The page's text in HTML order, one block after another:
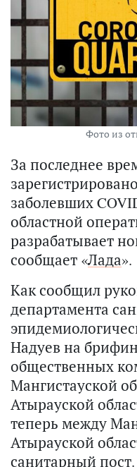
Фото из
За последнее
заболевших
областной
разрабатывает
сообщает «Лада».
Как сообщил
департамента
Надуев на
общественных
Мангистауской
Атырауской
теперь между
Атырауской
санитарный